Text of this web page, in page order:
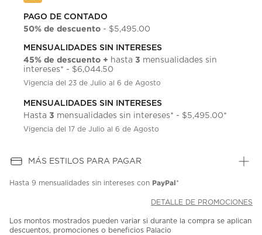
PAGO DE CONTADO
50% de descuento - $5,495.00
MENSUALIDADES SIN INTERESES
45% de descuento + hasta 3 mensualidades sin
intereses* - $6,044.50
Vigencia del 23 de Julio al 6 de Agosto
MENSUALIDADES SIN INTERESES
Hasta 3 mensualidades sin intereses* - $5,495.00*
Vigencia del 17 de Julio al 6 de Agosto
MÁS ESTILOS PARA PAGAR
Hasta 9 mensualidades sin intereses con PayPal*
DETALLE DE PROMOCIONES
Los montos mostrados pueden variar si durante la compra se aplican
descuentos, promociones o beneficios Palacio